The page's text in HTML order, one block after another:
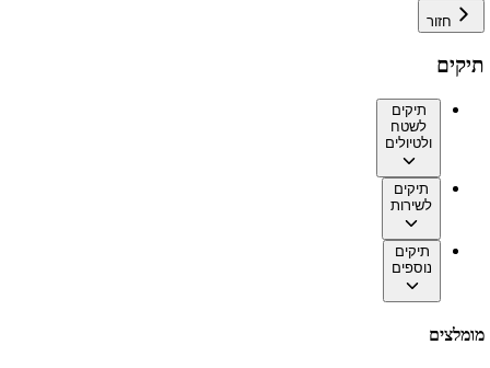
חזור
תיקים
תיקים
לשטח
ולטיולים
תיקים
לשירות
תיקים
נוספים
מומלצים